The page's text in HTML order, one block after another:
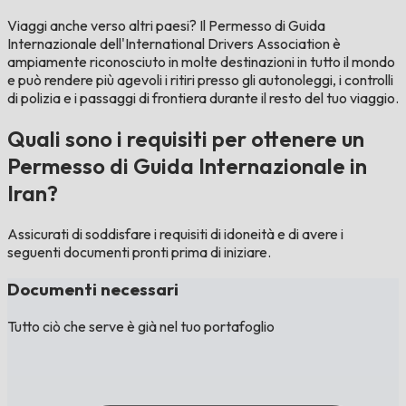
Viaggi anche verso altri paesi? Il Permesso di Guida
Internazionale dell'International Drivers Association è
ampiamente riconosciuto in molte destinazioni in tutto il mondo
e può rendere più agevoli i ritiri presso gli autonoleggi, i controlli
di polizia e i passaggi di frontiera durante il resto del tuo viaggio.
Quali sono i requisiti per ottenere un
Permesso di Guida Internazionale in
Iran?
Assicurati di soddisfare i requisiti di idoneità e di avere i
seguenti documenti pronti prima di iniziare.
Documenti necessari
Tutto ciò che serve è già nel tuo portafoglio